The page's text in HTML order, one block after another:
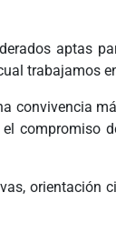
aptas
trabajamos
convivencia
compromiso
orientación